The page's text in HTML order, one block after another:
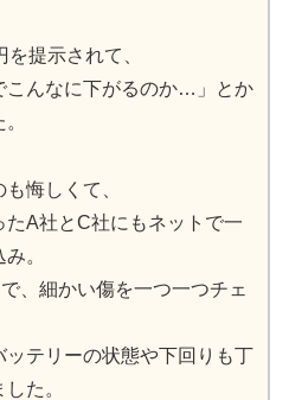
提示されて、
こんなに下がるのか…」とか
悔しくて、
たA社とC社にもネットで一
。
、細かい傷を一つ一つチェ
ッテリーの状態や下回りも丁
た。